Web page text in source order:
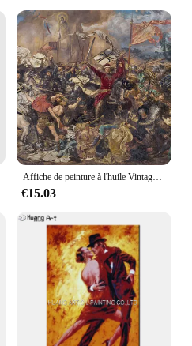
Affiche de peinture à l'huile Vintage, grand tableau Mural de la bataille de grunald, avec imprimés de monsieur, jean, william, le fantôme cavalier
€15.03